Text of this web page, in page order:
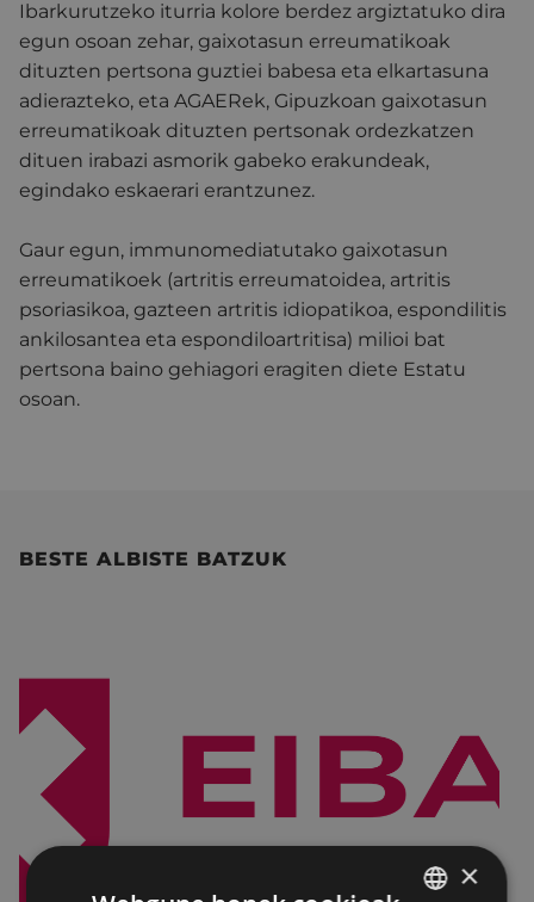
Ibarkurutzeko iturria kolore berdez argiztatuko dira
egun osoan zehar, gaixotasun erreumatikoak
dituzten pertsona guztiei babesa eta elkartasuna
adierazteko, eta AGAERek, Gipuzkoan gaixotasun
erreumatikoak dituzten pertsonak ordezkatzen
dituen irabazi asmorik gabeko erakundeak,
egindako eskaerari erantzunez.
Gaur egun, immunomediatutako gaixotasun
erreumatikoek (artritis erreumatoidea, artritis
psoriasikoa, gazteen artritis idiopatikoa, espondilitis
ankilosantea eta espondiloartritisa) milioi bat
pertsona baino gehiagori eragiten diete Estatu
osoan.
BESTE ALBISTE BATZUK
×